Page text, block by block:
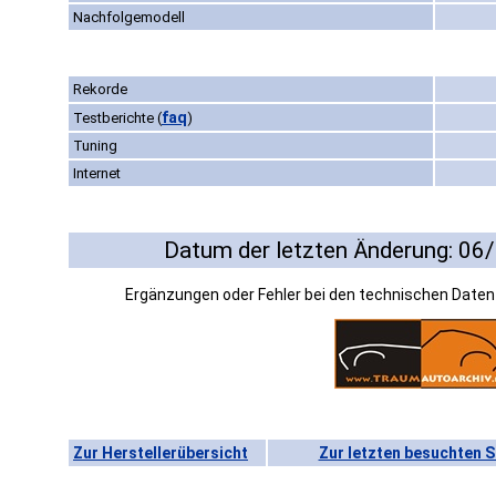
Nachfolgemodell
Rekorde
Testberichte (faq)
Tuning
Internet
Datum der letzten Änderung:
Ergänzungen oder Fehler bei den technischen
Zur Herstellerübersicht Zur letzten besuchten